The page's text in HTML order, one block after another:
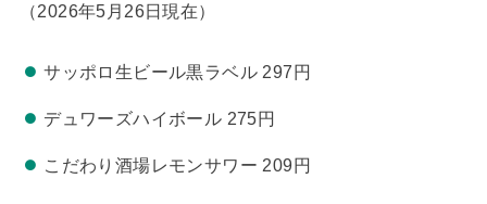
（2026年5月26日現在）
サッポロ生ビール黒ラベル 297円
デュワーズハイボール 275円
こだわり酒場レモンサワー 209円